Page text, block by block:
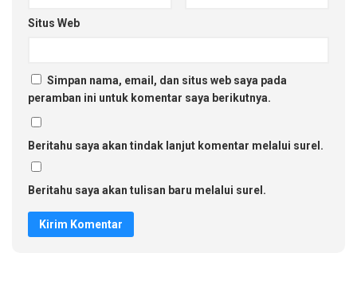
Situs Web
Simpan nama, email, dan situs web saya pada
peramban ini untuk komentar saya berikutnya.
Beritahu saya akan tindak lanjut komentar melalui surel.
Beritahu saya akan tulisan baru melalui surel.